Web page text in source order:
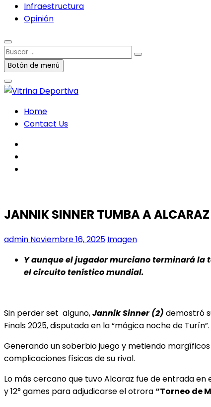
Infraestructura
Opinión
Buscar
…Botón de menú
Home
Contact Us
JANNIK SINNER TUMBA A
admin Noviembre 16, 2025 Imagen
Y aunque el jugador murciano terminará la
el circuito tenístico mundial.
Sin perder set alguno,Jannik Sinner (2) demostró
Finals 2025, disputada en la “mágica noche de Turín”.
Generando un soberbio juego y metiendo
complicaciones físicas de su rival.
Lo más cercano que tuvo Alcaraz fue de entrada
y 12° games para adjudicarse el otrora“Torneo de